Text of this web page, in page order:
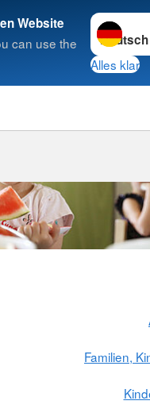
Website
can use the
Sprache
Alles klar
Suche
Familien,